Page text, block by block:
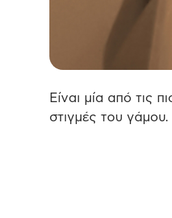
Είναι μία από τις
στιγμές του γάμου.